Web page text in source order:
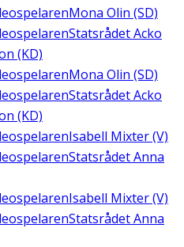
Mona Olin (SD)
Statsrådet Acko
(KD)
Mona Olin (SD)
Statsrådet Acko
(KD)
Isabell Mixter (V)
Statsrådet Anna
Isabell Mixter (V)
Statsrådet Anna